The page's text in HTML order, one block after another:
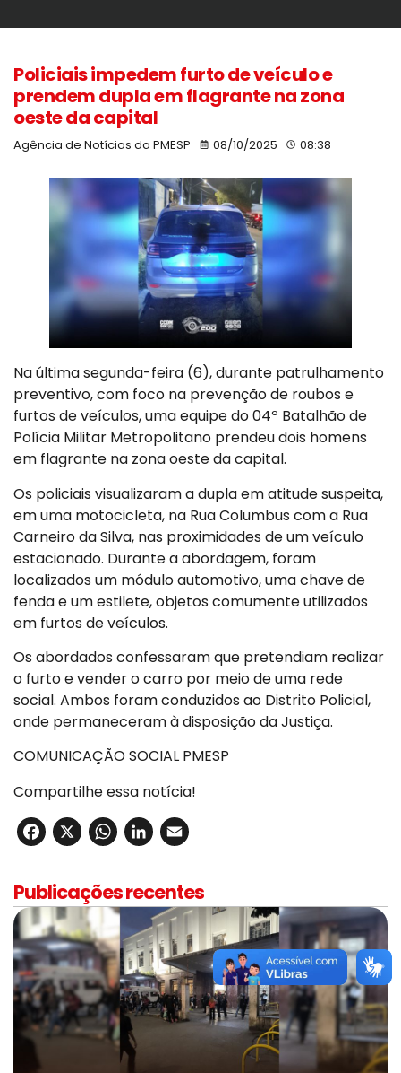
Policiais impedem furto de veículo e
prendem dupla em flagrante na zona
oeste da capital
Agência de Notícias da PMESP 08/10/2025 08:38
Na última segunda-feira (6), durante patrulhamento
preventivo, com foco na prevenção de roubos e
furtos de veículos, uma equipe do 04º Batalhão de
Polícia Militar Metropolitano prendeu dois homens
em flagrante na zona oeste da capital.
Os policiais visualizaram a dupla em atitude suspeita,
em uma motocicleta, na Rua Columbus com a Rua
Carneiro da Silva, nas proximidades de um veículo
estacionado. Durante a abordagem, foram
localizados um módulo automotivo, uma chave de
fenda e um estilete, objetos comumente utilizados
em furtos de veículos.
Os abordados confessaram que pretendiam realizar
o furto e vender o carro por meio de uma rede
social. Ambos foram conduzidos ao Distrito Policial,
onde permaneceram à disposição da Justiça.
COMUNICAÇÃO SOCIAL PMESP
Compartilhe essa notícia!
Facebook
X WhatsApp
LinkedIn
Publicações recentes